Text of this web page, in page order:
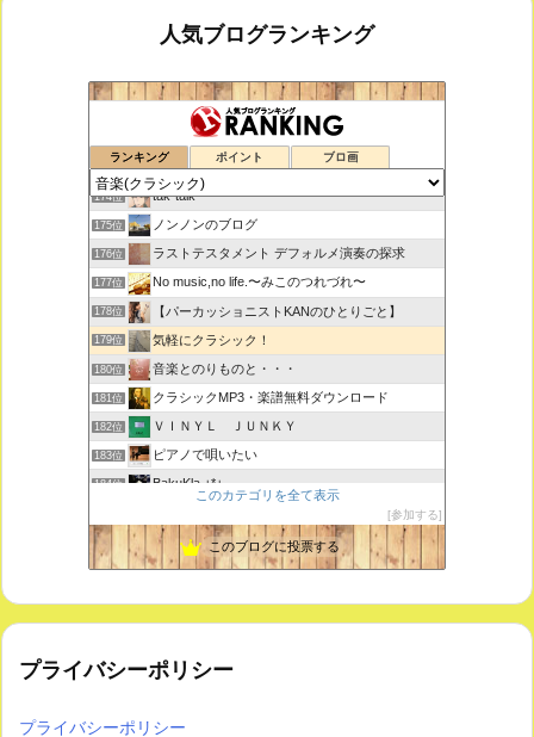
人気ブログランキング
ランキング ポイント ブロ画
室内楽コンサート・レッスンいたします
173位 ボチェッリ、イタリア、アモーレ！
174位 tak-talk
175位 ノンノンのブログ
176位 ラストテスタメント デフォルメ演奏の探求
177位 No music,no life.〜みこのつれづれ〜
178位 【パーカッショニストKANのひとりごと】
179位 気軽にクラシック！
180位 音楽とのりものと・・・
181位 クラシックMP3・楽譜無料ダウンロード
182位 ＶＩＮＹＬ ＪＵＮＫＹ
183位 ピアノで唄いたい
184位 BakuKla +*+
186位 ときどき書きます♪
このカテゴリを全て表示
参加する
このブログに投票する
プライバシーポリシー
プライバシーポリシー